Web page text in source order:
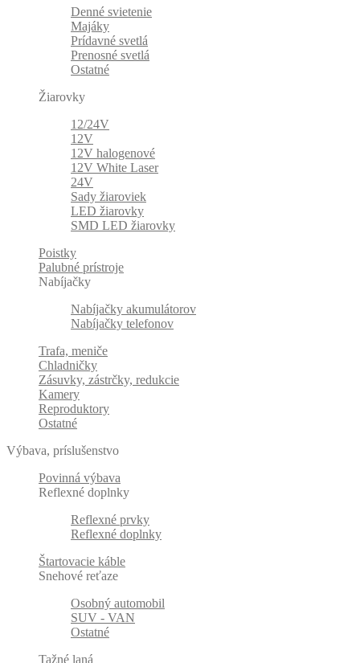
Denné svietenie
Majáky
Prídavné svetlá
Prenosné svetlá
Ostatné
Žiarovky
12/24V
12V
12V halogenové
12V White Laser
24V
Sady žiaroviek
LED žiarovky
SMD LED žiarovky
Poistky
Palubné prístroje
Nabíjačky
Nabíjačky akumulátorov
Nabíjačky telefonov
Trafa, meniče
Chladničky
Zásuvky, zástrčky, redukcie
Kamery
Reproduktory
Ostatné
Výbava, príslušenstvo
Povinná výbava
Reflexné doplnky
Reflexné prvky
Reflexné doplnky
Štartovacie káble
Snehové reťaze
Osobný automobil
SUV - VAN
Ostatné
Tažné laná